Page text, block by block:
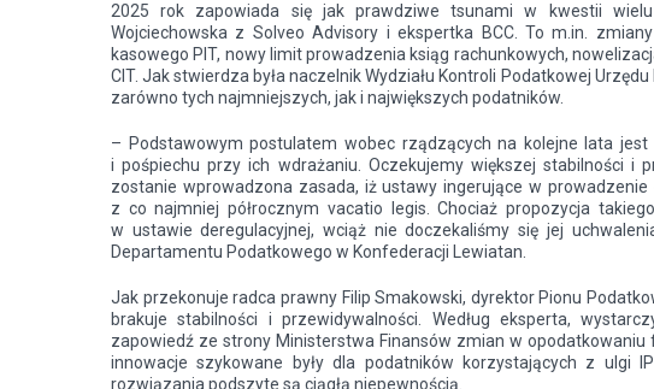
2025 rok zapowiada się jak prawdziwe tsunami w kwestii
Wojciechowska z Solveo Advisory i ekspertka BCC. To m.in.
kasowego PIT, nowy limit prowadzenia ksiąg rachunkowych,
CIT. Jak stwierdza była naczelnik Wydziału Kontroli Podatkowej
zarówno tych najmniejszych, jak i największych podatników.
– Podstawowym postulatem wobec rządzących na kolejne lata
i pośpiechu przy ich wdrażaniu. Oczekujemy większej stabilności i
zostanie wprowadzona zasada, iż ustawy ingerujące w
z co najmniej półrocznym vacatio legis. Chociaż propozycja
w ustawie deregulacyjnej, wciąż nie doczekaliśmy się jej
Departamentu Podatkowego w Konfederacji Lewiatan.
Jak przekonuje radca prawny Filip Smakowski, dyrektor Pionu
brakuje stabilności i przewidywalności. Według eksperta,
zapowiedź ze strony Ministerstwa Finansów zmian w
innowacje szykowane były dla podatników korzystających z ulgi
rozwiązania podszyte są ciągłą niepewnością.